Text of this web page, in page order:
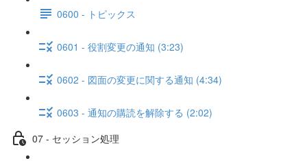
0600 - トピックス
0601 - 役割変更の通知 (3:23)
0602 - 図面の変更に関する通知 (4:34)
0603 - 通知の購読を解除する (2:02)
07 - セッション処理